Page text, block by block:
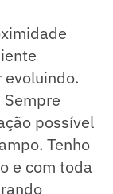
evoluindo.
possível
Tenho
e com toda